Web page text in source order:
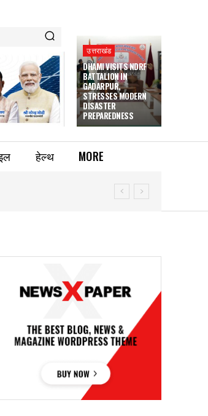
उत्तराखंड
DHAMI VISITS NDRF
BATTALION IN
GADARPUR,
STRESSES MODERN
DISASTER
PREPAREDNESS
हेल्थ MORE